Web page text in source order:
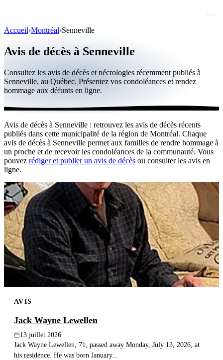
Personnalités publiques
Québec
Canada
International
Par région
Par ville
Maisons funéraires
Éternea
Blog
Publier un avis
Recherche
Accueil›Montréal›Senneville
Avis de décès à Senneville
Consultez les avis de décès et nécrologies récemment publiés à
Senneville, au Québec. Présentez vos condoléances et rendez
hommage aux défunts en ligne.
Avis de décès à Senneville : retrouvez les avis de décès récents
publiés dans cette municipalité de la région de Montréal. Chaque
avis de décès à Senneville permet aux familles de rendre hommage à
un proche et de recevoir les condoléances de la communauté. Vous
pouvez rédiger et publier un avis de décès ou consulter les avis en
ligne.
AVIS
Jack Wayne Lewellen
13 juillet 2026
Jack Wayne Lewellen, 71, passed away Monday, July 13, 2026, at
his residence. He was born January...